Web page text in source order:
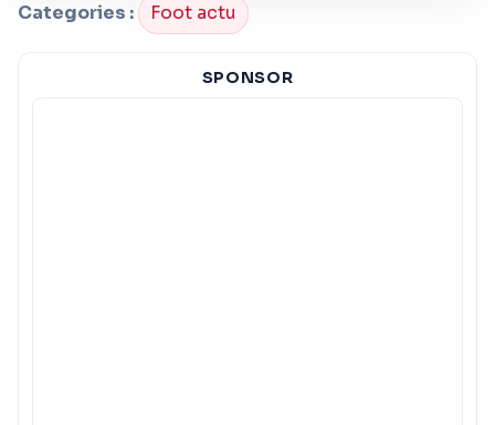
Categories : Foot actu
SPONSOR